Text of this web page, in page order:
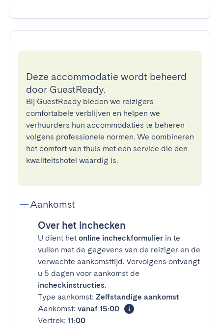
Deze accommodatie wordt beheerd
door GuestReady.
Bij GuestReady bieden we reizigers
comfortabele verblijven en helpen we
verhuurders hun accommodaties te beheren
volgens professionele normen. We combineren
het comfort van thuis met een service die een
kwaliteitshotel waardig is.
Aankomst
Over het inchecken
U dient het online incheckformulier in te
vullen met de gegevens van de reiziger en de
verwachte aankomsttijd. Vervolgens ontvangt
u 5 dagen voor aankomst de
incheckinstructies.
Type aankomst: Zelfstandige aankomst
Aankomst: vanaf 15:00
Vertrek: 11:00